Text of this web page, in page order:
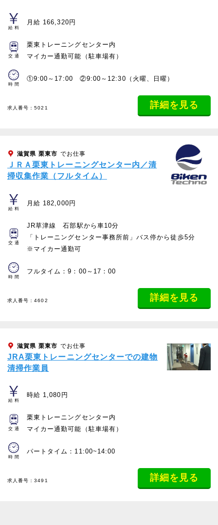
給料
月給 166,320円
交通
栗東トレーニングセンター内
マイカー通勤可能（駐車場有）
時間
①9:00～17:00 ②9:00～12:30（火曜、日曜）
求人番号：5021 詳細を見る
滋賀県 栗東市 でお仕事
ＪＲＡ栗東トレーニングセンター内／清
掃収集作業（フルタイム）
給料
月給 182,000円
交通
JR草津線 石部駅から車10分
「トレーニングセンター事務所前」バス停から徒歩5分
※マイカー通勤可
時間
フルタイム：9：00～17：00
求人番号：4602 詳細を見る
滋賀県 栗東市 でお仕事
JRA栗東トレーニングセンターでの建物
清掃作業員
給料
時給 1,080円
交通
栗東トレーニングセンター内
マイカー通勤可能（駐車場有）
時間
パートタイム：11:00~14:00
求人番号：3491 詳細を見る